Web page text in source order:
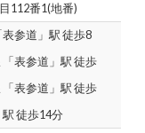
112番1(地番)
参道」駅 徒歩8
表参道」駅 徒歩
表参道」駅 徒歩
徒歩14分